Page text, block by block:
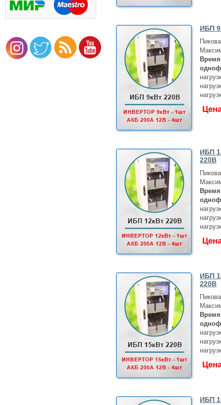
ИБП
ИБП
220В
ИБП
220В
ИБП